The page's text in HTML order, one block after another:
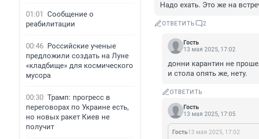
01:01 Сообщение о
реабилитации
00:46 Российские ученые
предложили создать на Луне
«кладбище» для космического
мусора
00:30 Трамп: прогресс в
переговорах по Украине есть,
но новых ракет Киев не
получит
Надо ехать. Это же на
ОТВЕТИТЬ 2
Гость
13 мая 2025, 17:02
донни карантин не
и стола опять же, нету.
ОТВЕТИТЬ
Гость
13 мая 2025, 17:05
Гость13 мая 2025, 17:02